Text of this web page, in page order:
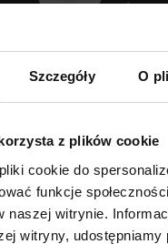
Szczegóły O
z plików cookie
cookie do
funkcje
naszej witrynie.
witryny, udostępniamy
DO